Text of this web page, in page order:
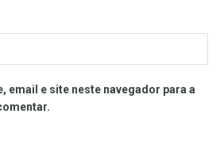
email e site neste navegador para a